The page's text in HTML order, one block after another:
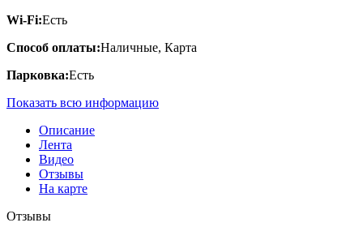
Wi-Fi:Есть
Способ оплаты:Наличные, Карта
Парковка:Есть
Показать всю информацию
Описание
Лента
Видео
Отзывы
На карте
Отзывы